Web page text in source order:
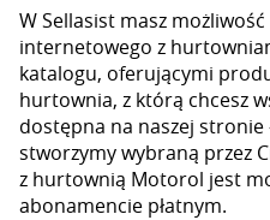
W Sellasist masz
internetowego z
katalogu, oferującymi
hurtownia, z którą chcesz
dostępna na naszej
stworzymy wybraną przez
z hurtownią Motorol jest
abonamencie płatnym.